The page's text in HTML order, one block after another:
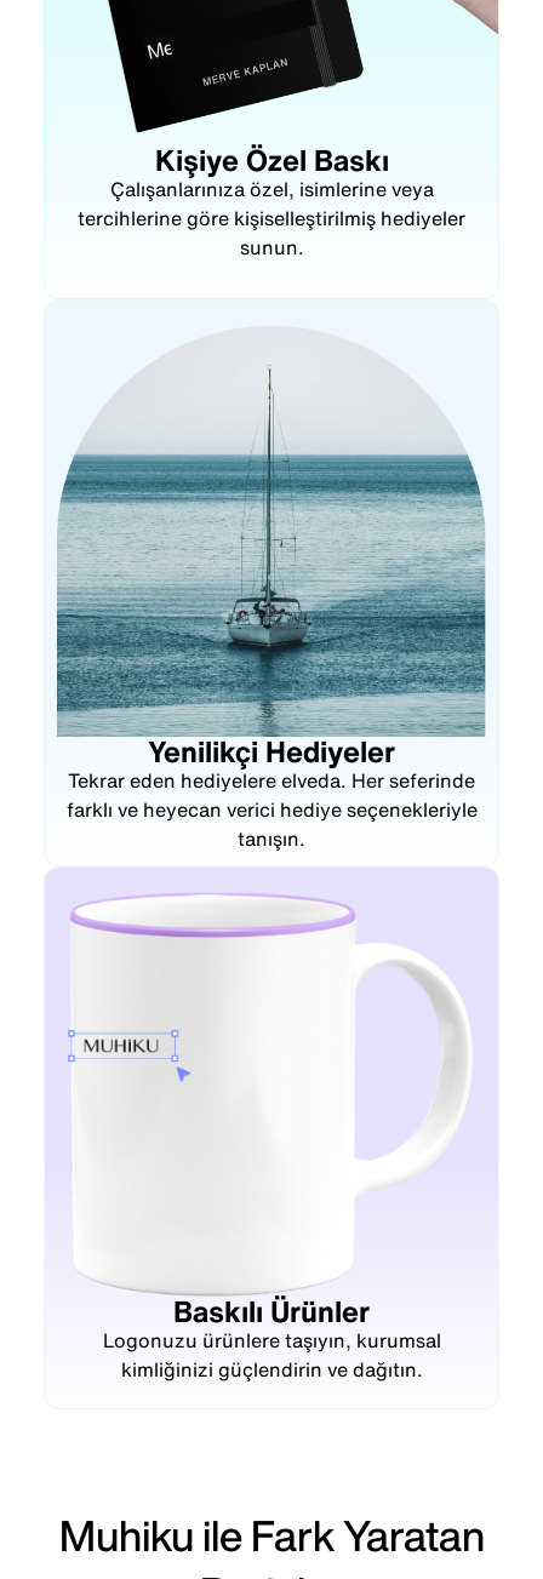
Kişiye Özel Baskı
Çalışanlarınıza özel, isimlerine veya
tercihlerine göre kişiselleştirilmiş hediyeler
sunun.
Yenilikçi Hediyeler
Tekrar eden hediyelere elveda. Her seferinde
farklı ve heyecan verici hediye seçenekleriyle
tanışın.
Baskılı Ürünler
Logonuzu ürünlere taşıyın, kurumsal
kimliğinizi güçlendirin ve dağıtın.
Muhiku ile Fark Yaratan